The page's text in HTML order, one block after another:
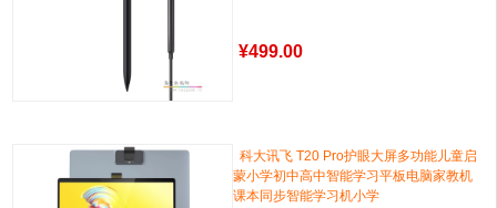
¥499.00
科大讯飞 T20 Pro护眼大屏多功能儿童启
蒙小学初中高中智能学习平板电脑家教机
课本同步智能学习机小学